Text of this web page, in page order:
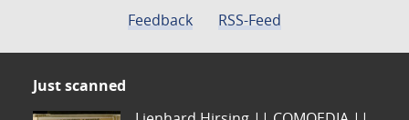
Feedback
RSS-Feed
Just scanned